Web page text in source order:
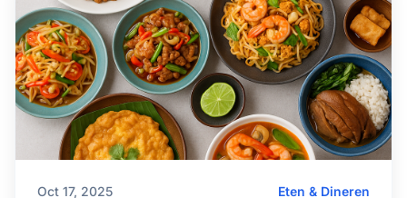
Oct 17, 2025 Eten & Dineren